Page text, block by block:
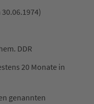
DDR
20 Monate in
genannten